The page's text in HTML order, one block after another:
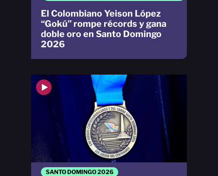
SANTO DOMINGO 2026
El Colombiano Yeison López
“Gokú” rompe récords y gana
doble oro en Santo Domingo
2026